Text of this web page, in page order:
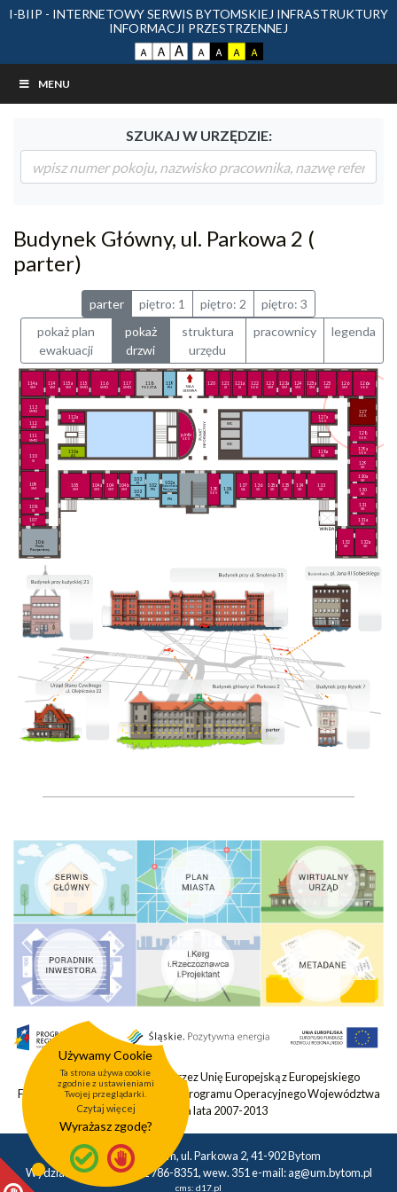
I-BIIP - INTERNETOWY SERWIS BYTOMSKIEJ INFRASTRUKTURY
INFORMACJI PRZESTRZENNEJ
MENU
SZUKAJ W URZĘDZIE:
Budynek Główny, ul. Parkowa 2 (
parter)
parter piętro: 1 piętro: 2
piętro: 3
pokaż plan
ewakuacji
pokaż
drzwi
struktura
urzędu
pracownicy legenda
PN
WC
WC
102
PN
102a
Kancelaria
Niejawna
103
PI
103
PN
104
SM
104a
SM
104b
SM
105
SM
106
Punkt
Paszportowy
107
SI
108
SI
109
SM
110
SI
110a
AS
111
SMD
112
SM
112a
SI
113
SMD
114
SM
114a
SM
115
SMD
115a
SM
116
SMD
117
SMD
118
POCZTA
119
PH
120 121
SI
121a
SI
122
SOK
123
SM
123a
SM
124
SM
125
SM
125a
SM
126
SM
126a
SOK
127a
SOK
128
SOK
128a
SK
129
SK
129a
SOK
130
SK
130a
SK
131
SK
131a
SK
132
SK
132a
SK
133
SK
134
SK
135
SK
135a
SK
136
SK
137
SA
138
PK
139
SOS
7 - 12
sala sesyjna
p.info
SOS
127
SOK
Projekt współfinansowany przez Unię Europejską z Europejskiego
Funduszu Rozwoju Regionalnego Programu Operacyjnego Województwa
Śląskiego na lata 2007-2013
Urząd Miasta Bytom, ul. Parkowa 2, 41-902 Bytom
Wydział Geodezji tel.: 32 786-8351, wew. 351 e-mail:ag@um.bytom.pl
cms: d17.pl
Używamy Cookie
Ta strona używa cookie
zgodnie z ustawieniami
Twojej przeglądarki.
Czytaj więcej
Wyrażasz zgodę?